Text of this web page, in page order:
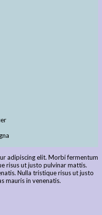
adipiscing elit. Morbi fermentum
risus ut justo pulvinar mattis.
Nulla tristique risus ut justo
mauris in venenatis.